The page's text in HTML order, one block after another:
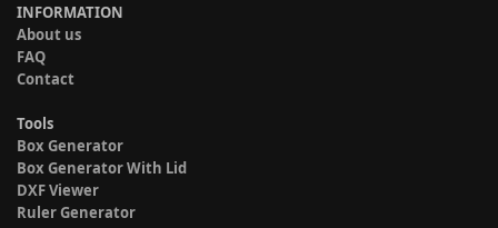
INFORMATION
About us
FAQ
Contact
Tools
Box Generator
Box Generator With Lid
DXF Viewer
Ruler Generator